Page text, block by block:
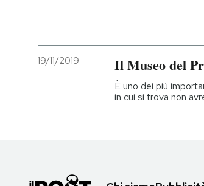
19/11/2019 Il Museo del
È uno dei più
in cui si trova non